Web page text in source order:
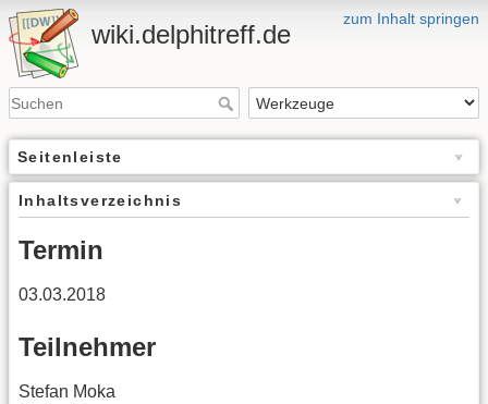
zum Inhalt springen
wiki.delphitreff.de
Seitenleiste
Inhaltsverzeichnis
Termin
03.03.2018
Teilnehmer
Stefan Moka